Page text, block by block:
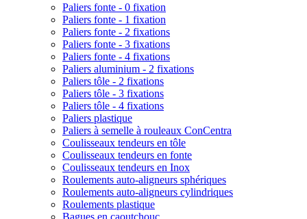
Paliers fonte - 0 fixation
Paliers fonte - 1 fixation
Paliers fonte - 2 fixations
Paliers fonte - 3 fixations
Paliers fonte - 4 fixations
Paliers aluminium - 2 fixations
Paliers tôle - 2 fixations
Paliers tôle - 3 fixations
Paliers tôle - 4 fixations
Paliers plastique
Paliers à semelle à rouleaux ConCentra
Coulisseaux tendeurs en tôle
Coulisseaux tendeurs en fonte
Coulisseaux tendeurs en Inox
Roulements auto-aligneurs sphériques
Roulements auto-aligneurs cylindriques
Roulements plastique
Bagues en caoutchouc